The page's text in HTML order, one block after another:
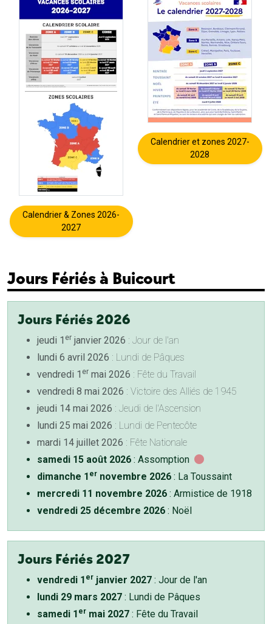
Calendrier & Zones 2026-
2027
Calendrier et zones 2027-
2028
Jours Fériés à Buicourt
Jours Fériés 2026
jeudi 1 er janvier 2026 : Jour de l'an
lundi 6 avril 2026 : Lundi de Pâques
vendredi 1 er mai 2026 : Fête du Travail
vendredi 8 mai 2026 : Victoire des Alliés de 1945
jeudi 14 mai 2026 : Jeudi de l'Ascension
lundi 25 mai 2026 : Lundi de Pentecôte
mardi 14 juillet 2026 : Fête Nationale
samedi 15 août 2026 : Assomption
dimanche 1 er novembre 2026 : La Toussaint
mercredi 11 novembre 2026 : Armistice de 1918
vendredi 25 décembre 2026 : Noël
Jours Fériés 2027
vendredi 1 er janvier 2027 : Jour de l'an
lundi 29 mars 2027 : Lundi de Pâques
samedi 1 er mai 2027 : Fête du Travail